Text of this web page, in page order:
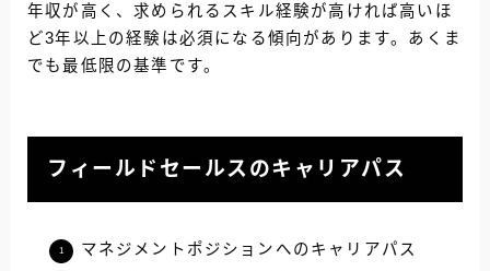
年収が高く、求められるスキル経験が高ければ高いほ
ど3年以上の経験は必須になる傾向があります。 あくま
でも最低限の基準です。
フィールドセールスのキャリアパス
マネジメントポジションへのキャリアパス